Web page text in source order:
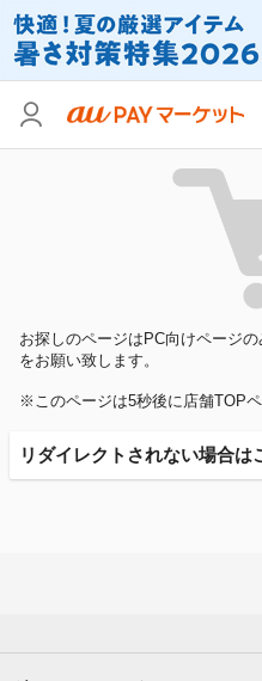
お探しのページはPC向けページ
をお願い致します。
※このページは5秒後に店舗TOP
リダイレクトされない場合は